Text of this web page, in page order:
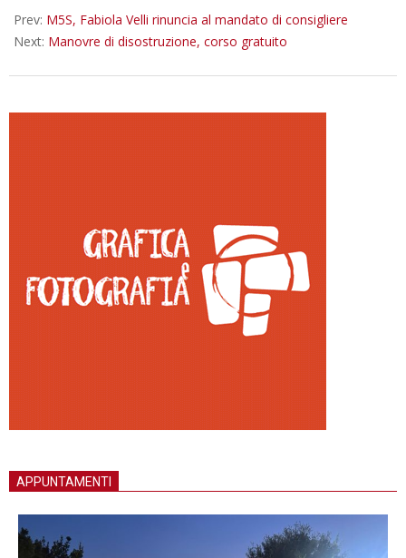
Prev: M5S, Fabiola Velli rinuncia al mandato di consigliere
Next: Manovre di disostruzione, corso gratuito
APPUNTAMENTI